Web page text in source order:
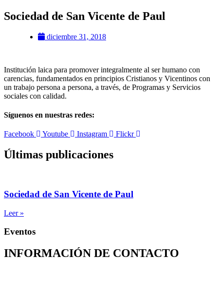
Sociedad de San Vicente de Paul
diciembre 31, 2018
Institución laica para promover integralmente al ser humano con
carencias, fundamentados en principios Cristianos y Vicentinos con
un trabajo persona a persona, a través, de Programas y Servicios
sociales con calidad.
Síguenos en nuestras redes:
Facebook Youtube Instagram Flickr
Últimas publicaciones
Sociedad de San Vicente de Paul
Leer »
Eventos
INFORMACIÓN DE CONTACTO